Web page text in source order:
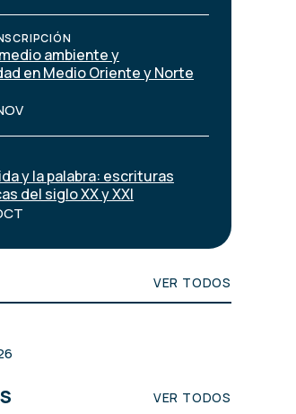
ambiente y
en Medio Oriente y Norte
y la palabra: escrituras
del siglo XX y XXI
VER TODOS
VER TODOS